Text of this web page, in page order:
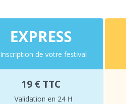
EXPRESS
Inscription de votre festival
19 € TTC
Validation en 24 H